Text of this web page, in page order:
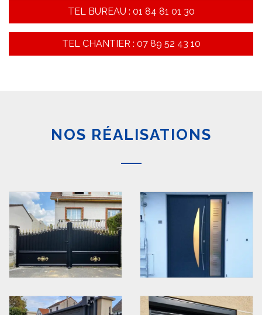
TEL BUREAU : 01 84 81 01 30
TEL CHANTIER : 07 89 52 43 10
NOS RÉALISATIONS